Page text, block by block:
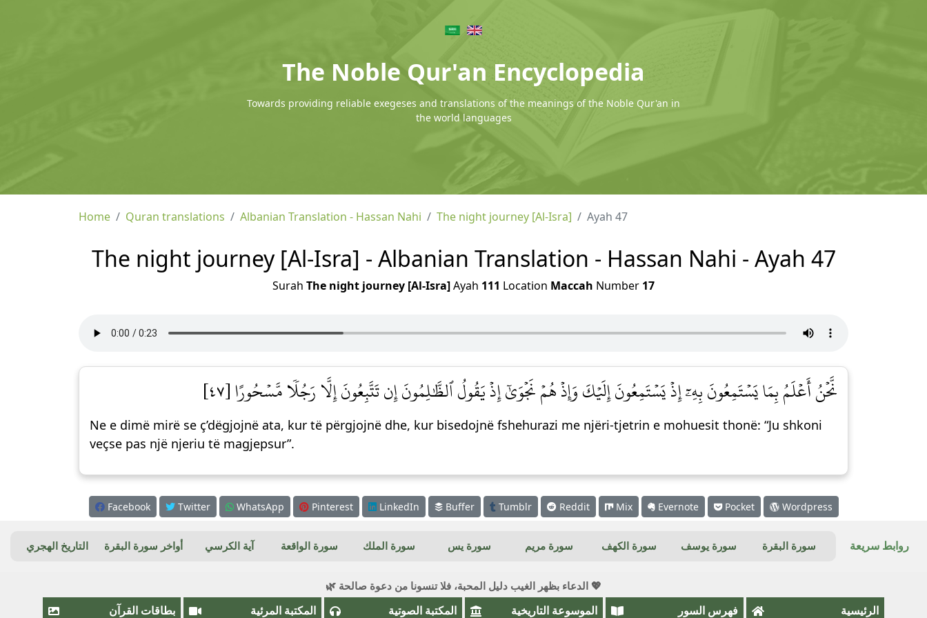
The Noble Qur'an Encyclopedia
Towards providing reliable exegeses and translations of the meanings of the Noble Qur'an in
the world languages
Home Quran translations Albanian Translation - Hassan Nahi The night journey [Al-Isra] Ayah 47
The night journey [Al-Isra] - Albanian Translation - Hassan Nahi - Ayah 47
Surah The night journey [Al-Isra]Ayah 111 Location Maccah Number 17
نَّحۡنُ أَعۡلَمُ بِمَا يَسۡتَمِعُونَ بِهِۦٓ إِذۡ يَسۡتَمِعُونَ إِلَيۡكَ وَإِذۡ هُمۡ نَجۡوَىٰٓ إِذۡ يَقُولُ ٱلظَّٰلِمُونَ إِن تَتَّبِعُونَ إِلَّا رَجُلٗا مَّسۡحُورًا [٤٧]
Ne e dimë mirë se ç’dëgjojnë ata, kur të përgjojnë dhe, kur bisedojnë fshehurazi me njëri-tjetrin e mohuesit thonë: “Ju shkoni
veçse pas një njeriu të magjepsur”.
Facebook Twitter WhatsApp Pinterest LinkedIn Buffer Tumblr Reddit Mix Evernote Pocket Wordpress
روابط سريعة سورة البقرة سورة يوسف سورة الكهف سورة مريم سورة يس سورة الملك سورة الواقعة آية الكرسي أواخر سورة البقرة التاريخ الهجري
💖 الدعاء بظهر الغيب دليل المحبة، فلا تنسونا من دعوة صالحة 🌿
الرئيسية فهرس السور الموسوعة التاريخية المكتبة الصوتية المكتبة المرئية بطاقات القرآن